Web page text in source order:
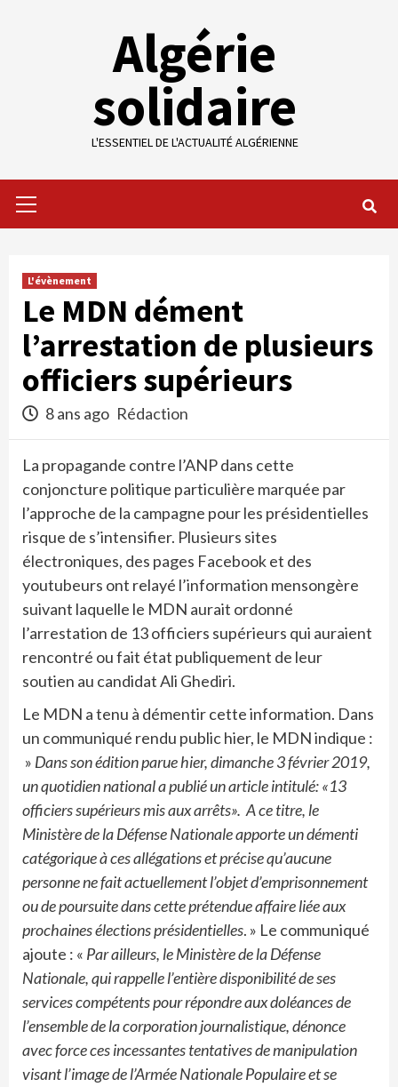
Algérie
solidaire
L'ESSENTIEL DE L'ACTUALITÉ ALGÉRIENNE
Menu
L'évènement
Le MDN dément
l’arrestation de plusieurs
officiers supérieurs
8 ans ago Rédaction
La propagande contre l’ANP dans cette
conjoncture politique particulière marquée par
l’approche de la campagne pour les présidentielles
risque de s’intensifier. Plusieurs sites
électroniques, des pages Facebook et des
youtubeurs ont relayé l’information mensongère
suivant laquelle le MDN aurait ordonné
l’arrestation de 13 officiers supérieurs qui auraient
rencontré ou fait état publiquement de leur
soutien au candidat Ali Ghediri.
Le MDN a tenu à démentir cette information. Dans
un communiqué rendu public hier, le MDN indique :
» Dans son édition parue hier, dimanche 3 février 2019,
un quotidien national a publié un article intitulé: «13
officiers supérieurs mis aux arrêts». A ce titre, le
Ministère de la Défense Nationale apporte un démenti
catégorique à ces allégations et précise qu’aucune
personne ne fait actuellement l’objet d’emprisonnement
ou de poursuite dans cette prétendue affaire liée aux
prochaines élections présidentielles. » Le communiqué
ajoute : « Par ailleurs, le Ministère de la Défense
Nationale, qui rappelle l’entière disponibilité de ses
services compétents pour répondre aux doléances de
l’ensemble de la corporation journalistique, dénonce
avec force ces incessantes tentatives de manipulation
visant l’image de l’Armée Nationale Populaire et se